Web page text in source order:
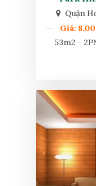
Khách
Quận
Giá:
53m2 -